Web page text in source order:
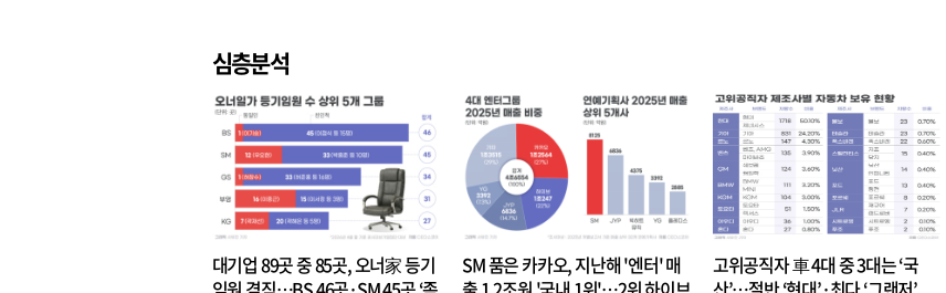
심층분석
대기업 89곳 중 85곳, 오너家 등기
SM 품은 카카오, 지난해 '엔터' 매
고위공직자 車 4대 중 3대는 ‘국